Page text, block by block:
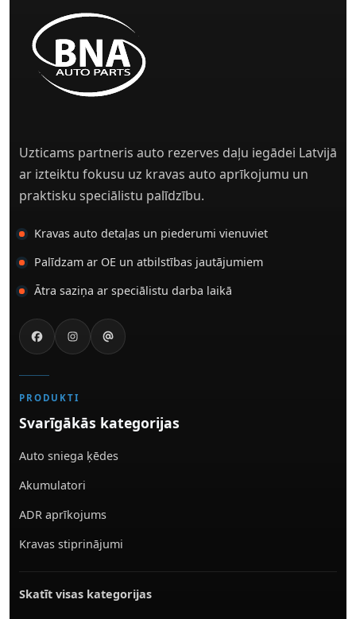
Uzticams partneris auto rezerves daļu iegādei Latvijā
ar izteiktu fokusu uz kravas auto aprīkojumu un
praktisku speciālistu palīdzību.
Kravas auto detaļas un piederumi vienuviet
Palīdzam ar OE un atbilstības jautājumiem
Ātra saziņa ar speciālistu darba laikā
PRODUKTI
Svarīgākās kategorijas
Auto sniega ķēdes
Akumulatori
ADR aprīkojums
Kravas stiprinājumi
Skatīt visas kategorijas